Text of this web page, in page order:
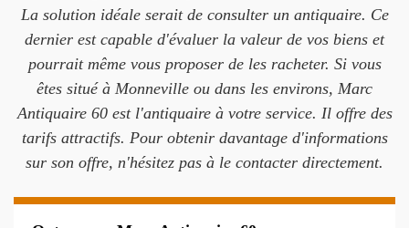
La solution idéale serait de consulter un antiquaire. Ce
dernier est capable d'évaluer la valeur de vos biens et
pourrait même vous proposer de les racheter. Si vous
êtes situé à Monneville ou dans les environs, Marc
Antiquaire 60 est l'antiquaire à votre service. Il offre des
tarifs attractifs. Pour obtenir davantage d'informations
sur son offre, n'hésitez pas à le contacter directement.